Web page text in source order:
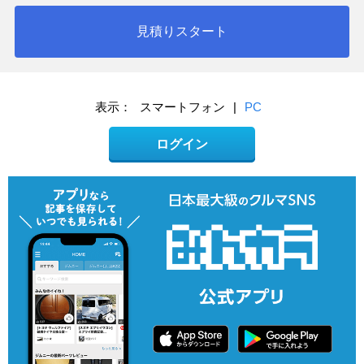
見積りスタート
表示： スマートフォン | PC
ログイン